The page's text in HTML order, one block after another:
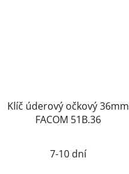
Klíč úderový očkový 36mm
FACOM 51B.36
7-10 dní